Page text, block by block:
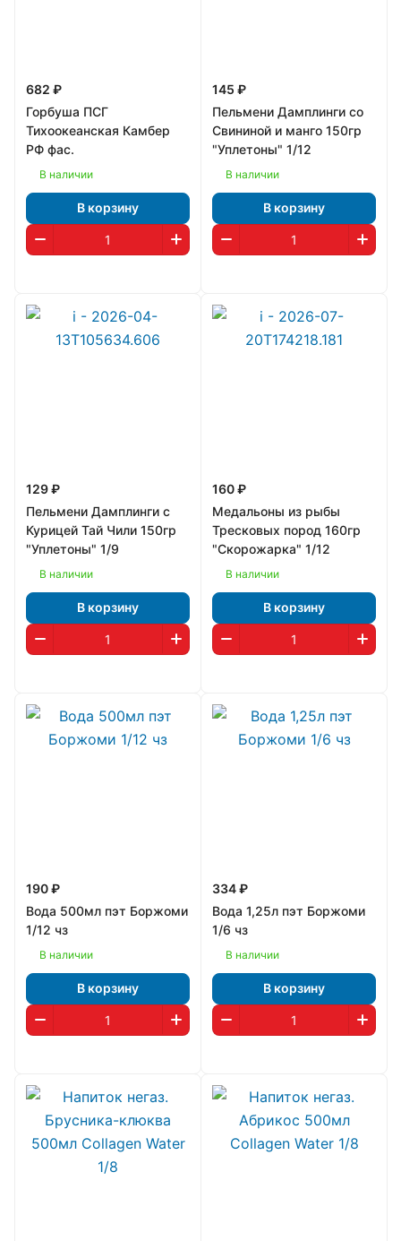
682 ₽
Горбуша ПСГ
Тихоокеанская Камбер
РФ фас.
В наличии
В корзину
145 ₽
Пельмени Дамплинги со
Свининой и манго 150гр
"Уплетоны" 1/12
В наличии
В корзину
129 ₽
Пельмени Дамплинги с
Курицей Тай Чили 150гр
"Уплетоны" 1/9
В наличии
В корзину
160 ₽
Медальоны из рыбы
Тресковых пород 160гр
"Скорожарка" 1/12
В наличии
В корзину
190 ₽
Вода 500мл пэт Боржоми
1/12 чз
В наличии
В корзину
334 ₽
Вода 1,25л пэт Боржоми
1/6 чз
В наличии
В корзину